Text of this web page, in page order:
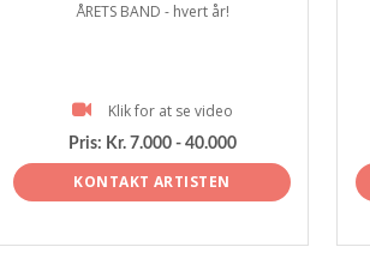
ÅRETS BAND - hvert år!
Klik for at se video
Pris: Kr. 7.000 - 40.000
KONTAKT ARTISTEN